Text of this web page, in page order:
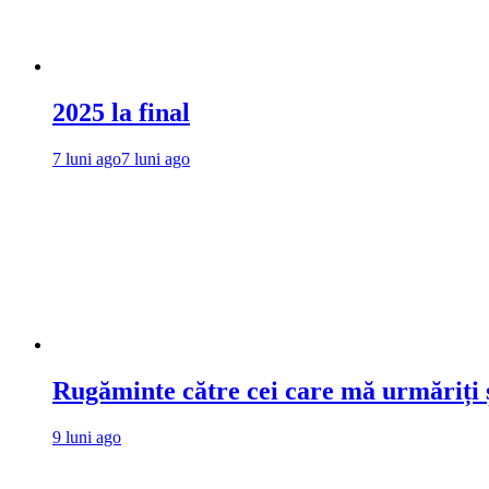
2025 la final
7 luni ago7 luni ago
Rugăminte către cei care mă urmăriți
9 luni ago